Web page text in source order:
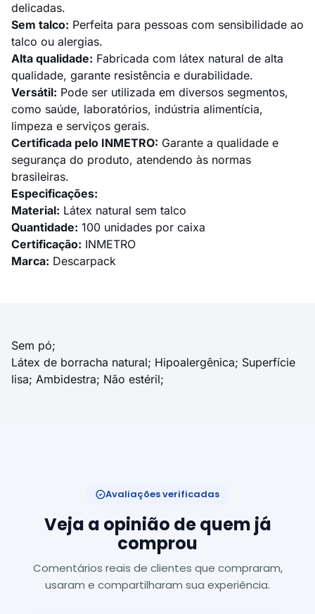
delicadas.
Sem talco: Perfeita para pessoas com sensibilidade ao
talco ou alergias.
Alta qualidade: Fabricada com látex natural de alta
qualidade, garante resistência e durabilidade.
Versátil: Pode ser utilizada em diversos segmentos,
como saúde, laboratórios, indústria alimentícia,
limpeza e serviços gerais.
Certificada pelo INMETRO: Garante a qualidade e
segurança do produto, atendendo às normas
brasileiras.
Especificações:
Material: Látex natural sem talco
Quantidade: 100 unidades por caixa
Certificação: INMETRO
Marca: Descarpack
Sem pó;
Látex de borracha natural; Hipoalergênica; Superfície
lisa; Ambidestra; Não estéril;
Avaliações verificadas
Veja a opinião de quem já
comprou
Comentários reais de clientes que compraram,
usaram e compartilharam sua experiência.